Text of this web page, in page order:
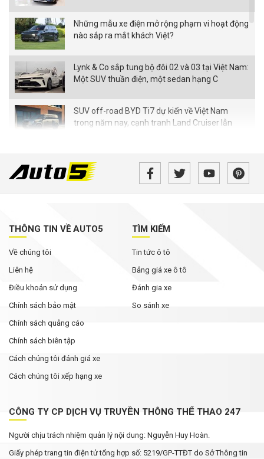
Những mẫu xe điện mở rộng phạm vi hoạt động
nào sắp ra mắt khách Việt?
Lynk & Co sắp tung bộ đôi 02 và 03 tại Việt Nam:
Một SUV thuần điện, một sedan hạng C
SUV off-road BYD Ti7 dự kiến về Việt Nam
trong năm nay, cạnh tranh Land Cruiser lẫn
Xpander được ưu đãi cao nhất
của Honda tại Mỹ
THÔNG TIN VỀ AUTO5
Về chúng tôi
Liên hệ
Điều khoản sử dụng
Chính sách bảo mật
Chính sách quảng cáo
Chính sách biên tập
Cách chúng tôi đánh giá xe
Cách chúng tôi xếp hạng xe
TÌM KIẾM
Tin tức ô tô
Bảng giá xe ô tô
Đánh gia xe
So sánh xe
CÔNG TY CP DỊCH VỤ TRUYỀN THÔNG THỂ THAO 247
Người chịu trách nhiệm quản lý nội dung: Nguyễn Huy Hoàn.
Giấy phép trang tin điện tử tổng hợp số: 5219/GP-TTĐT do Sở Thông tin